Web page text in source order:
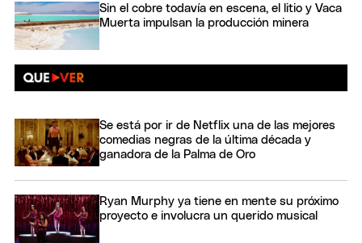
Sin el cobre todavía en escena, el litio y Vaca
Muerta impulsan la producción minera
Se está por ir de Netflix una de las mejores
comedias negras de la última década y
ganadora de la Palma de Oro
Ryan Murphy ya tiene en mente su próximo
proyecto e involucra un querido musical